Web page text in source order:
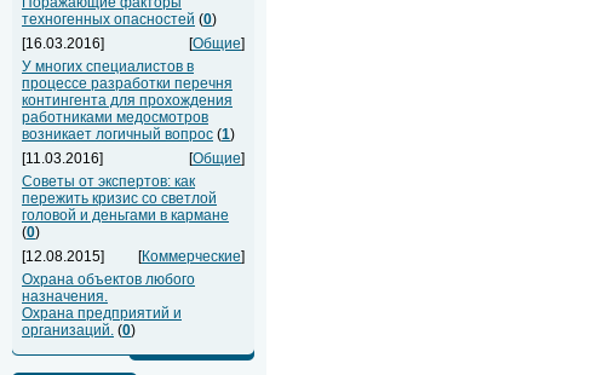
техногенных опасностей (0)
[16.03.2016]
[Общие]
У многих специалистов в
процессе разработки перечня
контингента для прохождения
работниками медосмотров
возникает логичный вопрос (1)
[11.03.2016]
[Общие]
Советы от экспертов: как
пережить кризис со светлой
головой и деньгами в кармане
(0)
[12.08.2015]
[Коммерческие]
Охрана объектов любого
назначения.
Охрана предприятий и
организаций. (0)